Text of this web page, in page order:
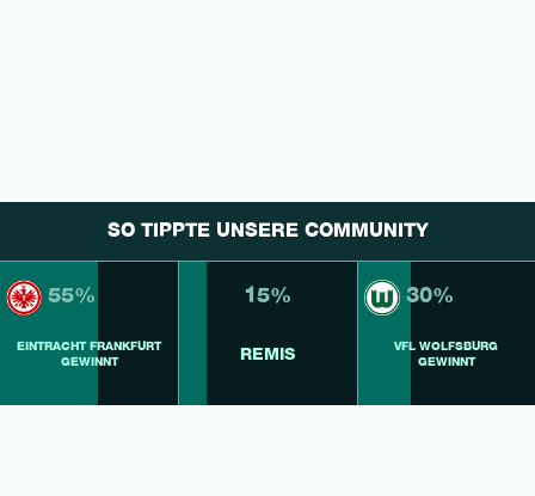
SO TIPPTE UNSERE COMMUNITY
55%
EINTRACHT FRANKFURT
GEWINNT
15%
REMIS
30%
VFL WOLFSBURG
GEWINNT